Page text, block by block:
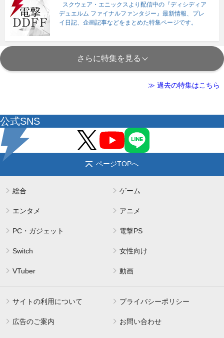
スクウェア・エニックスより配信中の『ディシディア
デュエルム ファイナルファンタジー』最新情報、プレ
イ日記、企画記事などをまとめた特集ページです。
さらに特集を見る
≫ 過去の特集はこちら
公式SNS
ページTOPへ
総合 ゲーム
エンタメ アニメ
PC・ガジェット 電撃PS
Switch 女性向け
VTuber 動画
サイトの利用について プライバシーポリシー
広告のご案内 お問い合わせ